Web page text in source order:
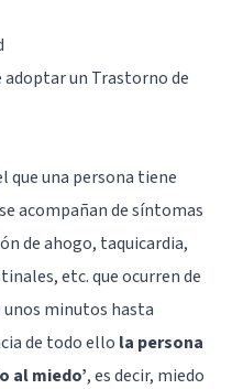
adoptar un Trastorno de
que una persona tiene
acompañan de síntomas
de ahogo, taquicardia,
etc. que ocurren de
minutos hasta
de todo ello la persona
al miedo’, es decir, miedo